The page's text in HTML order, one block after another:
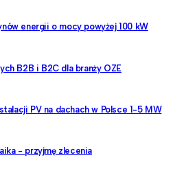
energii o mocy powyżej 100 kW
B2B i B2C dla branży OZE
PV na dachach w Polsce 1-5 MW
- przyjmę zlecenia